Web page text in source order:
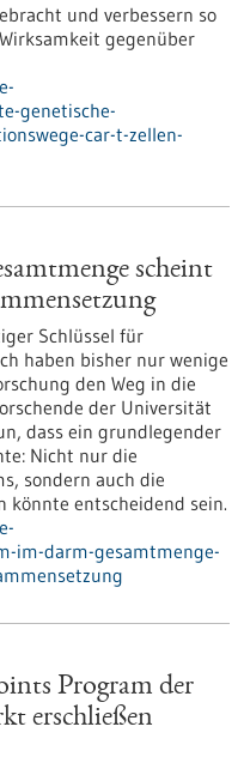
und verbessern so
gegenüber
genetische-
car-t-zellen-
scheint
Schlüssel für
haben bisher nur wenige
den Weg in die
der Universität
dass ein grundlegender
Nicht nur die
sondern auch die
könnte entscheidend sein.
im-darm-gesamtmenge-
Program der
erschließen